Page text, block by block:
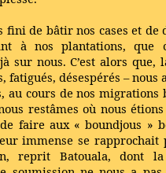
fini de bâtir nos cases et de
à nos plantations, que
sur nous. C’est alors que,
fatigués, désespérés – nous
au cours de nos migrations
restâmes où nous
faire aux « boundjous »
immense se rapprochait
reprit Batouala, dont